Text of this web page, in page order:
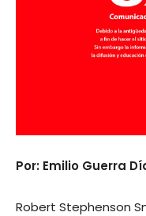
Por: Emilio Guerra
Robert Stephenson